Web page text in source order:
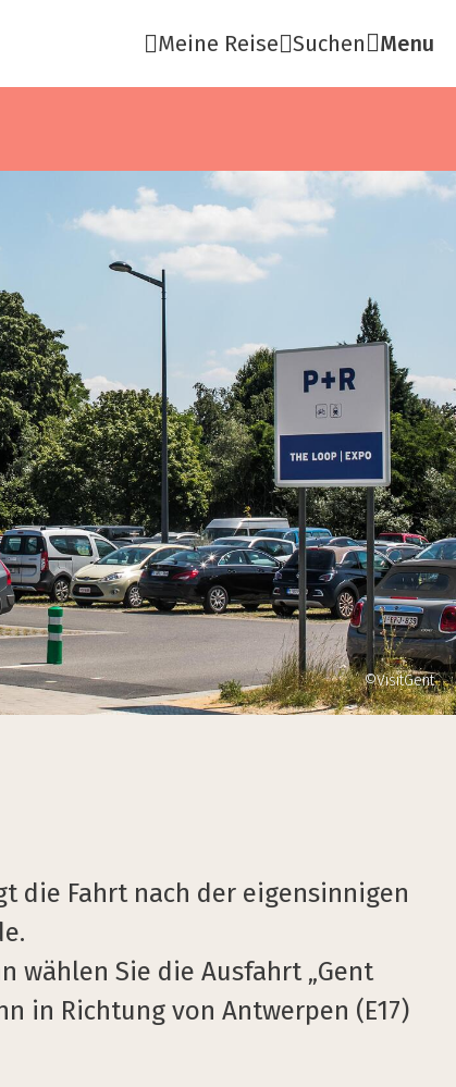
Meine Reise Suchen Menu
©VisitGent
die Fahrt nach der eigensinnigen
wählen Sie die Ausfahrt „Gent
in Richtung von Antwerpen (E17)